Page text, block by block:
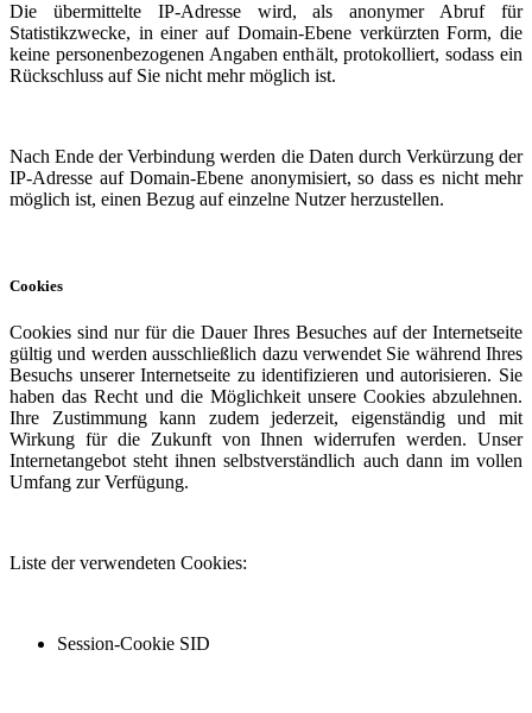
Die übermittelte IP-Adresse wird, als anonymer Abruf für
Statistikzwecke, in einer auf Domain-Ebene verkürzten Form, die
keine personenbezogenen Angaben enthält, protokolliert, sodass ein
Rückschluss auf Sie nicht mehr möglich ist.
Nach Ende der Verbindung werden die Daten durch Verkürzung der
IP-Adresse auf Domain-Ebene anonymisiert, so dass es nicht mehr
möglich ist, einen Bezug auf einzelne Nutzer herzustellen.
Cookies
Cookies sind nur für die Dauer Ihres Besuches auf der Internetseite
gültig und werden ausschließlich dazu verwendet Sie während Ihres
Besuchs unserer Internetseite zu identifizieren und autorisieren. Sie
haben das Recht und die Möglichkeit unsere Cookies abzulehnen.
Ihre Zustimmung kann zudem jederzeit, eigenständig und mit
Wirkung für die Zukunft von Ihnen widerrufen werden. Unser
Internetangebot steht ihnen selbstverständlich auch dann im vollen
Umfang zur Verfügung.
Liste der verwendeten Cookies:
Session-Cookie SID